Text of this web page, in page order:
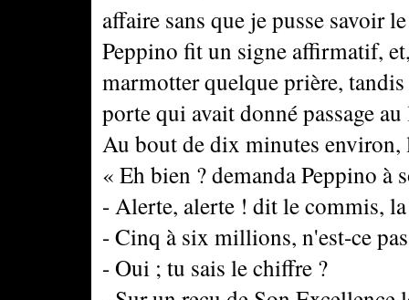
affaire sans que je pusse savoir
Peppino fit un signe affirmatif,
marmotter quelque prière,
porte qui avait donné passage
Au bout de dix minutes
« Eh bien ? demanda Peppino à
- Alerte, alerte ! dit le commis,
- Cinq à six millions, n'est-ce
- Oui ; tu sais le chiffre ?